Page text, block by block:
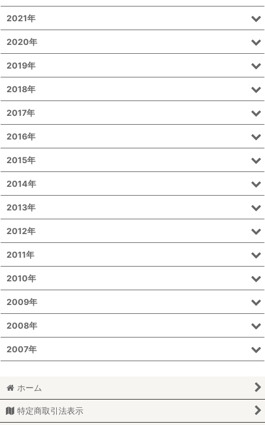
2021年
2020年
2019年
2018年
2017年
2016年
2015年
2014年
2013年
2012年
2011年
2010年
2009年
2008年
2007年
ホーム
特定商取引法表示